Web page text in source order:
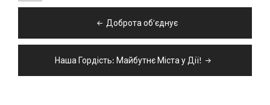
Доброта об’єднує
Наша Гордість: Майбутнє Міста у Дії!